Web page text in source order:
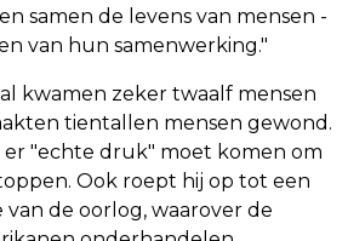
samen de levens van mensen -
van hun samenwerking."
kwamen zeker twaalf mensen
tientallen mensen gewond.
"echte druk" moet komen om
Ook roept hij op tot een
de oorlog, waarover de